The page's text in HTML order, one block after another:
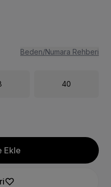
Beden/Numara Rehberi
40
Ekle